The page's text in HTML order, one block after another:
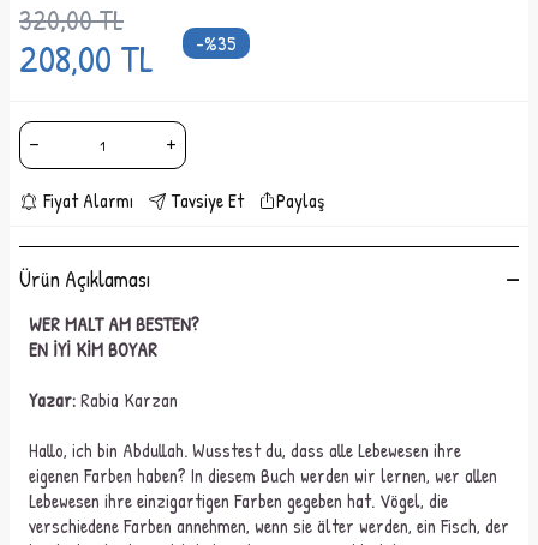
320,00TL
208,00 TL -%35
Fiyat Alarmı Tavsiye Et Paylaş
Ürün Açıklaması
WER MALT AM BESTEN?
EN İYİ KİM BOYAR
Yazar:Rabia Karzan
Hallo, ich bin Abdullah. Wusstest du, dass alle Lebewesen ihre
eigenen Farben haben? In diesem Buch werden wir lernen, wer allen
Lebewesen ihre einzigartigen Farben gegeben hat. Vögel, die
verschiedene Farben annehmen, wenn sie älter werden, ein Fisch, der